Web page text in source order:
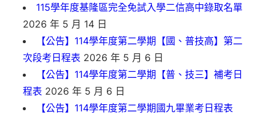
115學年度基隆區完全免試入學二信高中錄取名單
2026 年 5 月 14 日
【公告】114學年度第二學期【國、普技高】第二
次段考日程表 2026 年 5 月 6 日
【公告】114學年度第二學期【普、技三】補考日
程表 2026 年 5 月 6 日
【公告】114學年度第二學期國九畢業考日程表